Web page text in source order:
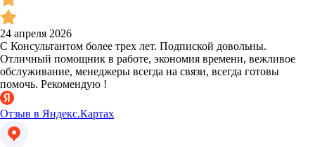
24 апреля 2026
С Консультантом более трех лет. Подпиской довольны.
Отличный помощник в работе, экономия времени, вежливое
обслуживание, менеджеры всегда на связи, всегда готовы
помочь. Рекомендую !
Отзыв в Яндекс.Картах